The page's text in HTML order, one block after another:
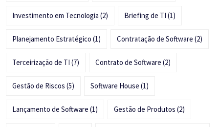
Investimento em Tecnologia (2) Briefing de TI (1)
Planejamento Estratégico (1) Contratação de Software (2)
Terceirização de TI (7) Contrato de Software (2)
Gestão de Riscos (5) Software House (1)
Lançamento de Software (1) Gestão de Produtos (2)